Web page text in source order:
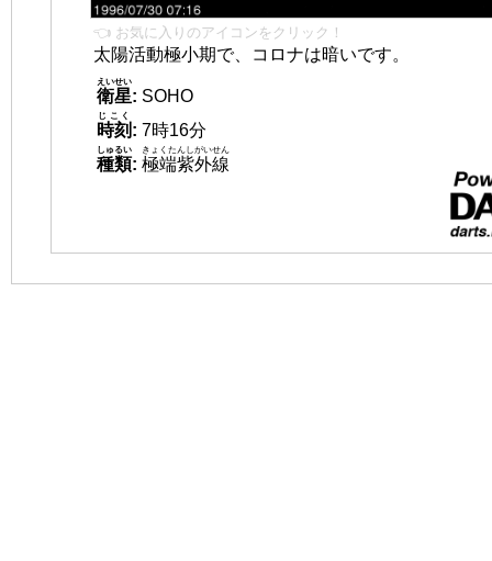
👈 お気に入りのアイコンをクリック！
太陽活動極小期で、コロナは暗いです。
衛星
えいせい
: SOHO
時刻
じこく
: 7時16分
種類
しゅるい
: 極端紫外線
きょくたんしがいせん